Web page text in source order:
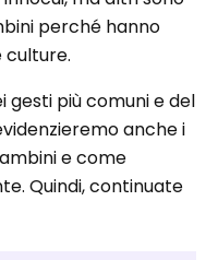
perché hanno
culture.
gesti più comuni e del
anche i
e come
Quindi, continuate